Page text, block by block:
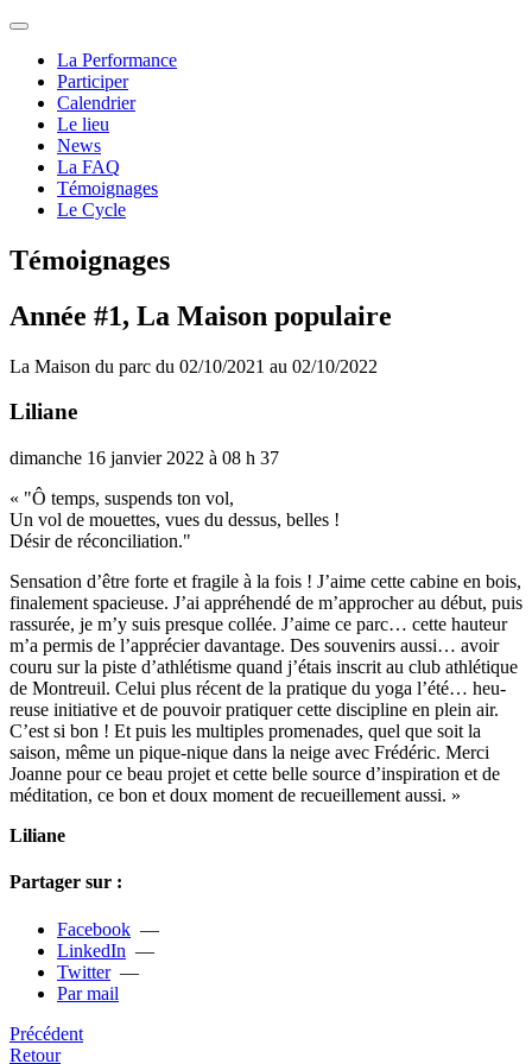
La Performance
Participer
Calendrier
Le lieu
News
La FAQ
Témoignages
Le Cycle
Témoignages
Année #1, La Maison populaire
La Maison du parc du 02/10/2021 au 02/10/2022
Liliane
dimanche 16 janvier 2022 à 08 h 37
« "Ô temps, sus­pends ton vol,
Un vol de mouet­tes, vues du dessus, belles !
Désir de réconci­lia­tion."
Sensation d’être forte et fra­gile à la fois ! J’aime cette cabine en bois,
fina­le­ment spa­cieuse. J’ai appré­hendé de m’appro­cher au début, puis
ras­su­rée, je m’y suis pres­que collée. J’aime ce parc… cette hau­teur
m’a permis de l’appré­cier davan­tage. Des sou­ve­nirs aussi… avoir
couru sur la piste d’ath­lé­tisme quand j’étais ins­crit au club ath­lé­ti­que
de Montreuil. Celui plus récent de la pra­ti­que du yoga l’été… heu­
reuse ini­tia­tive et de pou­voir pra­ti­quer cette dis­ci­pline en plein air.
C’est si bon ! Et puis les mul­ti­ples pro­me­na­des, quel que soit la
saison, même un pique-nique dans la neige avec Frédéric. Merci
Joanne pour ce beau projet et cette belle source d’ins­pi­ra­tion et de
médi­ta­tion, ce bon et doux moment de recueille­ment aussi. »
Liliane
Partager sur :
Facebook —
LinkedIn —
Twitter—
Par mail
Précédent
Retour